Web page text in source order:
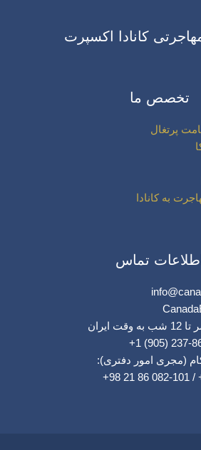
کانادا اکسپرت
تخصص ما
پرتغال
به کانادا
اطلاعات تماس
(مجری امور دفتری):